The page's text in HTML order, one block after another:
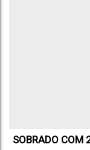
SOBRADO COM